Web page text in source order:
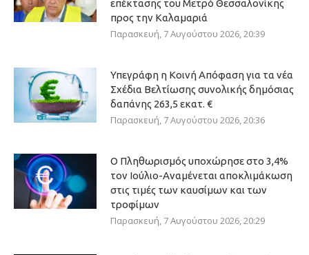
επέκτασης του Μετρό Θεσσαλονίκης
προς την Καλαμαριά
Παρασκευή, 7 Αυγούστου 2026, 20:39
Υπεγράφη η Κοινή Απόφαση για τα νέα
Σχέδια Βελτίωσης συνολικής δημόσιας
δαπάνης 263,5 εκατ. €
Παρασκευή, 7 Αυγούστου 2026, 20:36
Ο Πληθωρισμός υποχώρησε στο 3,4%
τον Ιούλιο-Αναμένεται αποκλιμάκωση
στις τιμές των καυσίμων και των
τροφίμων
Παρασκευή, 7 Αυγούστου 2026, 20:29